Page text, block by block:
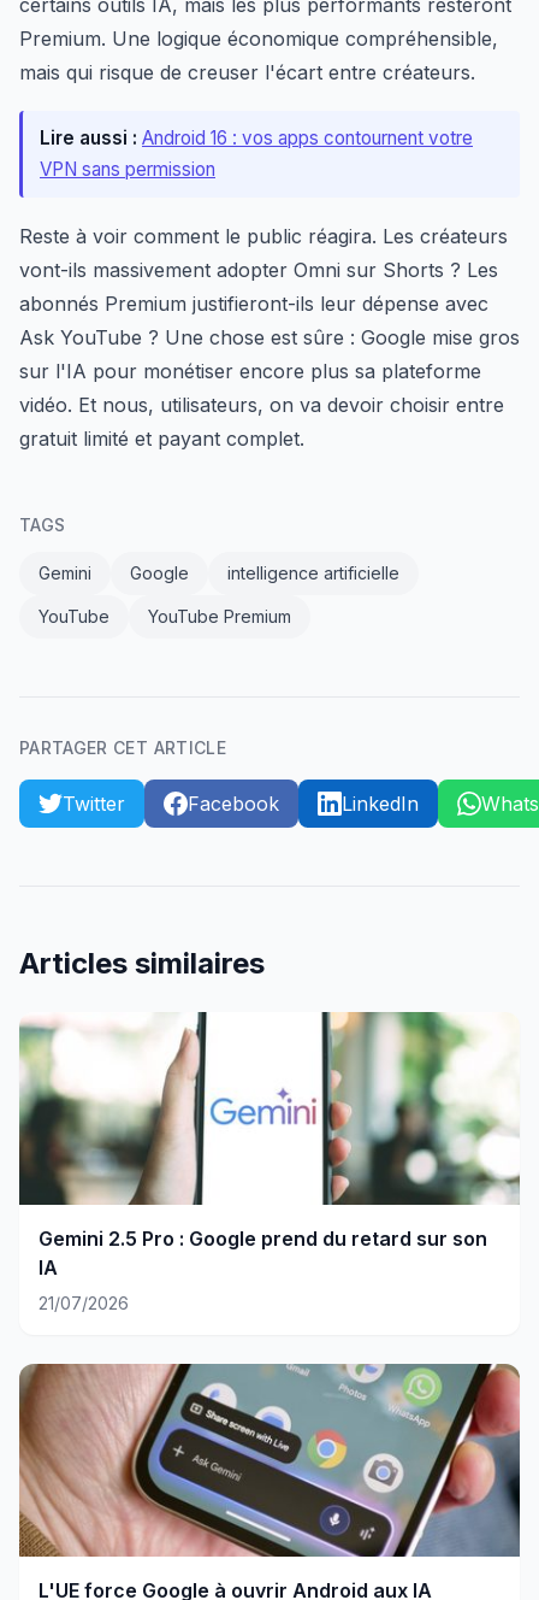
certains outils IA, mais les plus performants resteront
Premium. Une logique économique compréhensible,
mais qui risque de creuser l'écart entre créateurs.
Lire aussi : Android 16 : vos apps contournent votre
VPN sans permission
Reste à voir comment le public réagira. Les créateurs
vont-ils massivement adopter Omni sur Shorts ? Les
abonnés Premium justifieront-ils leur dépense avec
Ask YouTube ? Une chose est sûre : Google mise gros
sur l'IA pour monétiser encore plus sa plateforme
vidéo. Et nous, utilisateurs, on va devoir choisir entre
gratuit limité et payant complet.
TAGS
Gemini Google intelligence artificielle
YouTube YouTube Premium
PARTAGER CET ARTICLE
Twitter Facebook LinkedIn
Articles similaires
Gemini 2.5 Pro : Google prend du retard sur son
IA
21/07/2026
L'UE force Google à ouvrir Android aux IA